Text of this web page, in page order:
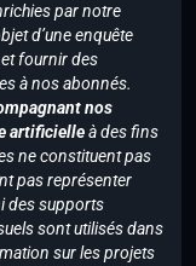
par notre
d’une enquête
fournir des
à nos abonnés.
nos
artificielleà des fins
ne constituent pas
pas représenter
des supports
sont utilisés dans
sur les projets